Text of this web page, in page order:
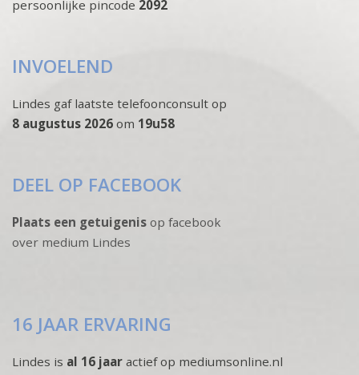
persoonlijke pincode 2092
INVOELEND
Lindes gaf laatste telefoonconsult op
8 augustus 2026 om 19u58
DEEL OP FACEBOOK
Plaats een getuigenis op facebook
over medium Lindes
16 JAAR ERVARING
Lindes is al 16 jaar actief op mediumsonline.nl